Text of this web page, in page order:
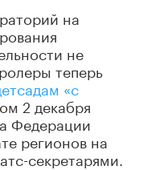
на
не
теперь
«с
2 декабря
Федерации
регионов на
секретарями.